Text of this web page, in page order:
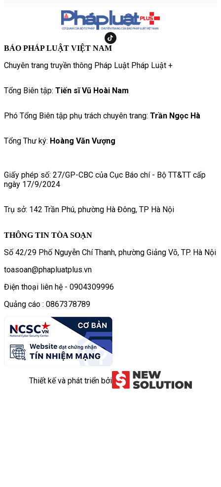
BÁO PHÁP LUẬT VIỆT NAM
Chuyên trang truyền thông Pháp Luật Pháp Luật +
Tổng Biên tập: Tiến sĩ Vũ Hoài Nam
Phó Tổng Biên tập phụ trách chuyên trang: Trần Ngọc Hà
Tổng Thư ký: Hoàng Văn Vượng
Giấy phép số: 27/GP-CBC của Cục Báo chí - Bộ TT&TT cấp
ngày 17/9/2024
Trụ sở: 142 Trần Phú, phường Hà Đông, TP Hà Nội
THÔNG TIN TÒA SOẠN
Số 42/29 Phố Nguyễn Chí Thanh, phường Giảng Võ, TP. Hà Nội
toasoan@phapluatplus.vn
Điện thoại liên hệ - 0904309996
Quảng cáo : 0867378789
Thiết kế và phát triển bởi